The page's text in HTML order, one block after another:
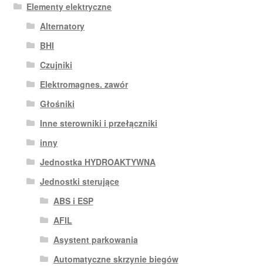
Elementy elektryczne
Alternatory
BHI
Czujniki
Elektromagnes. zawór
Głośniki
Inne sterowniki i przełączniki
inny
Jednostka HYDROAKTYWNA
Jednostki sterujące
ABS i ESP
AFIL
Asystent parkowania
Automatyczne skrzynie biegów